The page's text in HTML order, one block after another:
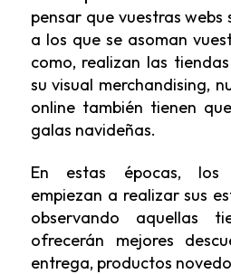
pensar que vuestras webs
a los que se asoman
como, realizan las
su visual merchandising,
online también tienen
galas navideñas.
En estas épocas, los
empiezan a realizar sus
observando aquellas
ofrecerán mejores
entrega, productos